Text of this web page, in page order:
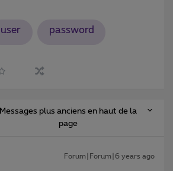
user password
Messages plus anciens en haut de la
page
Forum|Forum|6 years ago